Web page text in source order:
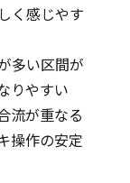
く感じやす
多い区間が
りやすい
流が重なる
操作の安定